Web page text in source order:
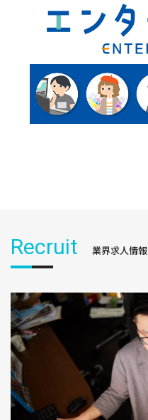
Recruit 業界求人情報